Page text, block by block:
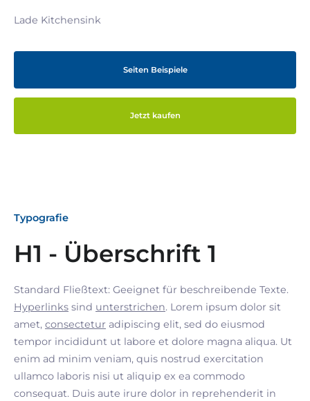
Lade Kitchensink
Seiten Beispiele
Jetzt kaufen
Typografie
H1 - Überschrift 1
Standard Fließtext: Geeignet für beschreibende Texte.
Hyperlinks sind unterstrichen. Lorem ipsum dolor sit
amet, consectetur adipiscing elit, sed do eiusmod
tempor incididunt ut labore et dolore magna aliqua. Ut
enim ad minim veniam, quis nostrud exercitation
ullamco laboris nisi ut aliquip ex ea commodo
consequat. Duis aute irure dolor in reprehenderit in